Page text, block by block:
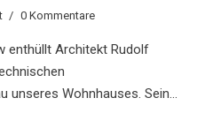
Szedenik
0 Kommentare
enthüllt Architekt Rudolf
unseres Wohnhauses. Sein